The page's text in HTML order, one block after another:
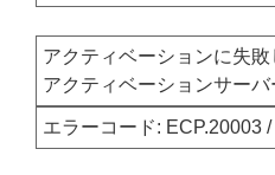
アクティベーションに失敗
アクティベーションサー
エラーコード: ECP.20003